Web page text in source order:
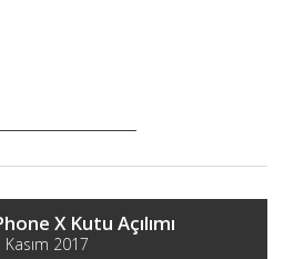
X Kutu Açılımı
Kasım 2017